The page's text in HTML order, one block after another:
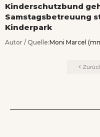
Kinderschutzbund
Samstagsbetreuung
Kinderpark
Autor / Quelle:Moni Marcel